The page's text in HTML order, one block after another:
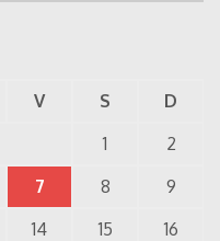
V S
D
1
2
7 8
9
14 15
16